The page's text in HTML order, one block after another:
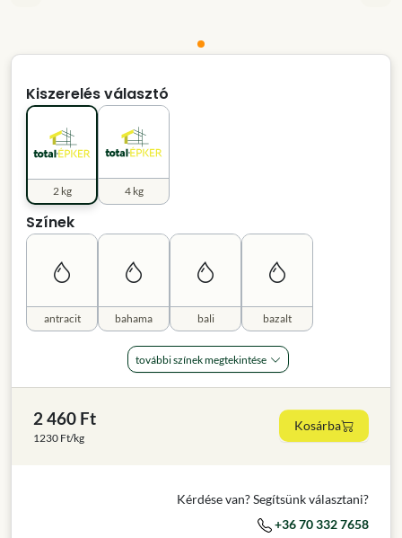
Kiszerelés választó
2 kg 4 kg
Színek
antracit bahama bali bazalt
további színek megtekintése
2 460 Ft
1230 Ft/kg
Kosárba
Kérdése van? Segítsünk választani?
+36 70 332 7658